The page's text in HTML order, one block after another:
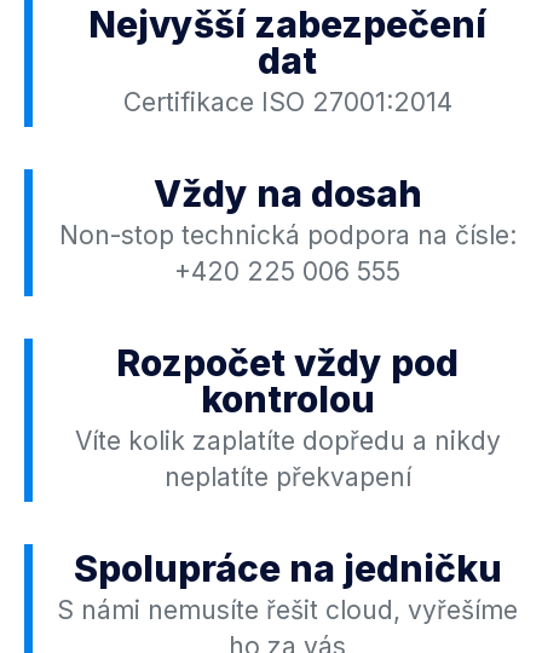
Nejvyšší zabezpečení
dat
Certifikace ISO 27001:2014
Vždy na dosah
Non-stop technická podpora na čísle:
+420 225 006 555
Rozpočet vždy pod
kontrolou
Víte kolik zaplatíte dopředu a nikdy
neplatíte překvapení
Spolupráce na jedničku
S námi nemusíte řešit cloud, vyřešíme
ho za vás